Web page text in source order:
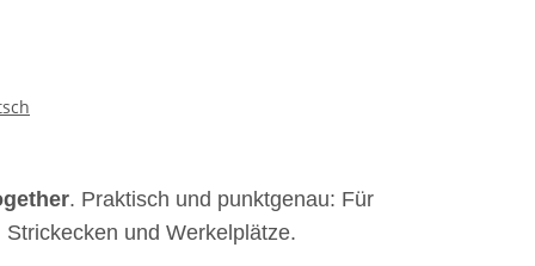
. Praktisch und punktgenau: Für
und Werkelplätze.